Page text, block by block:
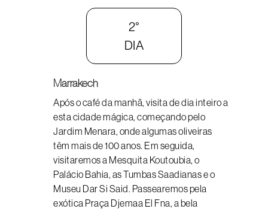
2°
DIA
Marrakech
Após o café da manhã, visita de dia inteiro a
esta cidade mágica, começando pelo
Jardim Menara, onde algumas oliveiras
têm mais de 100 anos. Em seguida,
visitaremos a Mesquita Koutoubia, o
Palácio Bahia, as Tumbas Saadianas e o
Museu Dar Si Said. Passearemos pela
exótica Praça Djemaa El Fna, a bela